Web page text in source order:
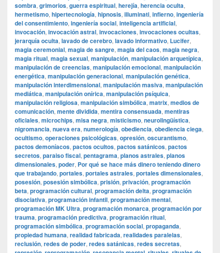
sombra, grimorios, guerra espiritual, herejía, herencia oculta,
hermetismo, hipertecnología, hipnosis, illuminati, infierno, ingeniería
del consentimiento, ingeniería social, inteligencia artificial,
invocación, invocación astral, invocaciones, invocaciones ocultas,
jerarquía oculta, lavado de cerebro, lavado informativo, Lucifer,
magia ceremonial, magia de sangre, magia del caos, magia negra,
magia ritual, magia sexual, manipulación, manipulación arquetípica,
manipulación de creencias, manipulación emocional, manipulación
energética, manipulación generacional, manipulación genética,
manipulación interdimensional, manipulación masiva, manipulación
mediática, manipulación onírica, manipulación psíquica,
manipulación religiosa, manipulación simbólica, matrix, medios de
comunicación, mente dividida, mentira consensuada, mentiras
oficiales, microchips, misa negra, misticismo, neurolingüística,
nigromancia, nueva era, numerología, obediencia, obediencia ciega,
ocultismo, operaciones psicológicas, opresión, oscurantismo,
pactos demoníacos, pactos ocultos, pactos satánicos, pactos
secretos, paraiso fiscal, pentagrama, planos astrales, planos
dimensionales, poder, Por qué se hace más dinero teniendo dinero
que trabajando, portales, portales astrales, portales dimensionales,
posesión, posesión simbólica, prisión, privación, programación
beta, programación cultural, programación delta, programación
disociativa, programación infantil, programación mental,
programación MK Ultra, programación monarca, programación por
trauma, programación predictiva, programación ritual,
programación simbólica, programación social, propaganda,
propiedad humana, realidad fabricada, realidades paralelas,
reclusión, redes de poder, redes satánicas, redes secretas,